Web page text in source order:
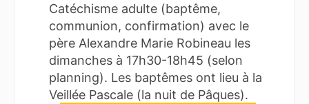
Catéchisme adulte (baptême,
communion, confirmation) avec le
père Alexandre Marie Robineau les
dimanches à 17h30-18h45 (selon
planning). Les baptêmes ont lieu à la
Veillée Pascale (la nuit de Pâques).